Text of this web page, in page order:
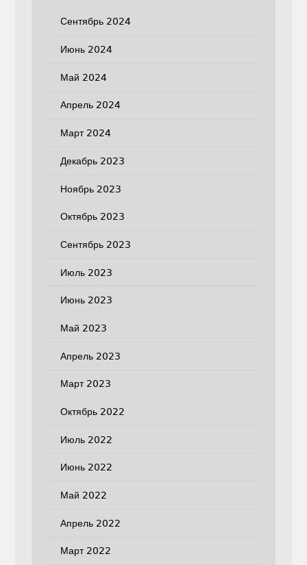
Сентябрь 2024
Июнь 2024
Май 2024
Апрель 2024
Март 2024
Декабрь 2023
Ноябрь 2023
Октябрь 2023
Сентябрь 2023
Июль 2023
Июнь 2023
Май 2023
Апрель 2023
Март 2023
Октябрь 2022
Июль 2022
Июнь 2022
Май 2022
Апрель 2022
Март 2022